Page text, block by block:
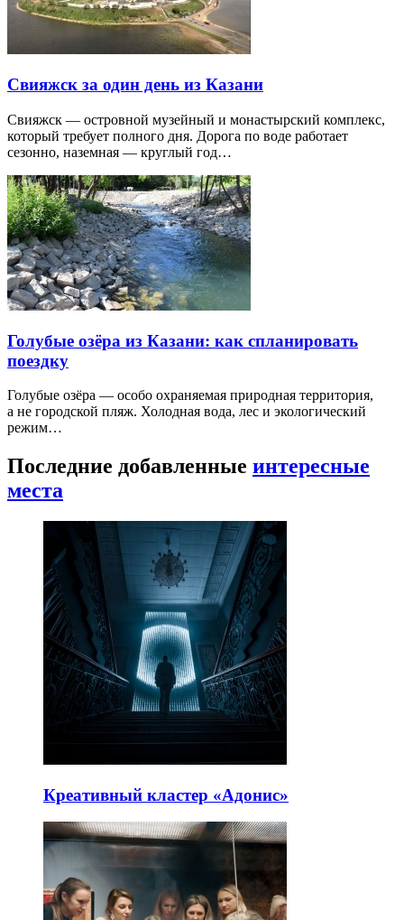
Свияжск за один день из Казани
Свияжск — островной музейный и монастырский комплекс,
который требует полного дня. Дорога по воде работает
сезонно, наземная — круглый год…
Голубые озёра из Казани: как спланировать
поездку
Голубые озёра — особо охраняемая природная территория,
а не городской пляж. Холодная вода, лес и экологический
режим…
Последние добавленные интересные
места
Креативный кластер «Адонис»